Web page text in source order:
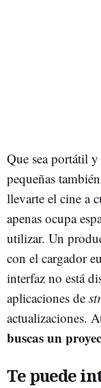
Que sea portátil
pequeñas
llevarte el cine a
apenas ocupa
utilizar. Un
con el cargador
interfaz no está
aplicaciones de
actualizaciones.
buscas un
Te puede